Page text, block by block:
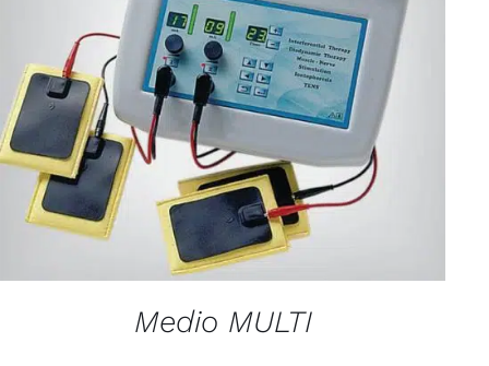
QUICK VIEW
Medio MULTI